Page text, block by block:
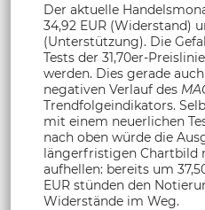
Der aktuelle
34,92 EUR (Widerstand)
(Unterstützung). Die
Tests der 31,70er-
werden. Dies gerade
negativen Verlauf des
Trendfolgeindikators.
mit einem neuerlichen
nach oben würde die
längerfristigen Chartbild
aufhellen: bereits um
EUR stünden den
Widerstände im Weg.